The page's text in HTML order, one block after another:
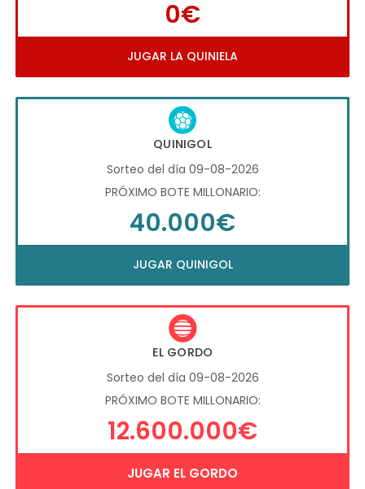
0€
JUGAR LA QUINIELA
QUINIGOL
Sorteo del día 09-08-2026
PRÓXIMO BOTE MILLONARIO:
40.000€
JUGAR QUINIGOL
EL GORDO
Sorteo del día 09-08-2026
PRÓXIMO BOTE MILLONARIO:
12.600.000€
JUGAR EL GORDO